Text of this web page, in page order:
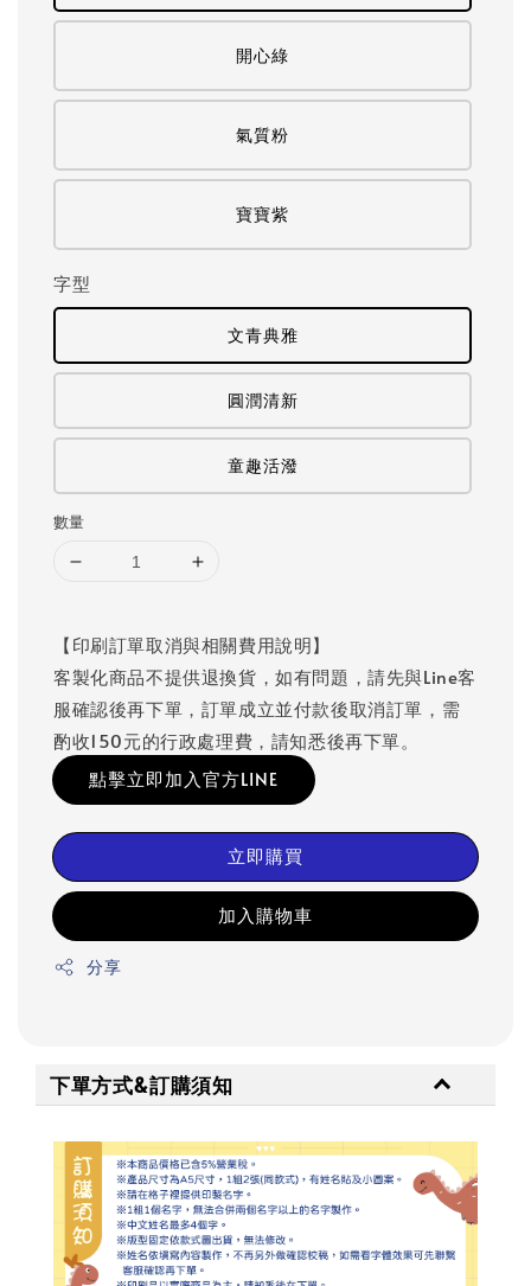
開心綠
氣質粉
寶寶紫
字型
文青典雅
圓潤清新
童趣活潑
數量
【印刷訂單取消與相關費用說明】
客製化商品不提供退換貨，如有問題，請先與Line客
服確認後再下單，訂單成立並付款後取消訂單，需
酌收150元的行政處理費，請知悉後再下單。
點擊立即加入官方LINE
立即購買
加入購物車
分享
下單方式&訂購須知